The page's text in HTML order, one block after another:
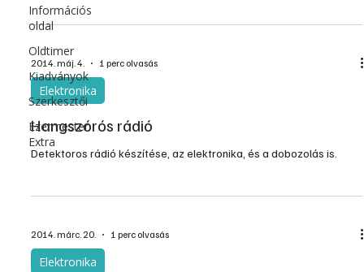
Információs
oldal
Oldtimer
Kiadványok
Szerkesztői
Ezermester
Extra
jobban vehető az adóállomások műsora. Különösen a TV-DX
(televízió távolsági vétel) kedvelői kísérleteznek azzal, hogy még
jobb antennát konstruáljanak, minél több távoli tv-adó műsorát
"foghassák". Így van ezzel Chlumetzky Tibor gödöllői
2014. máj. 4. 1 perc olvasás
Elektronika
Hangszórós rádió
Detektoros rádió készítése, az elektronika, és a dobozolás is.
2014. márc. 20. 1 perc olvasás
Elektronika